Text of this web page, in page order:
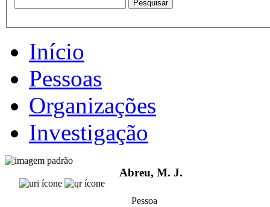
Início
Pessoas
Organizações
Investigação
Abreu, M. J.
Pessoa